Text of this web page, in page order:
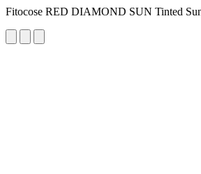
Fitocose RED DIAMOND SUN Tinted